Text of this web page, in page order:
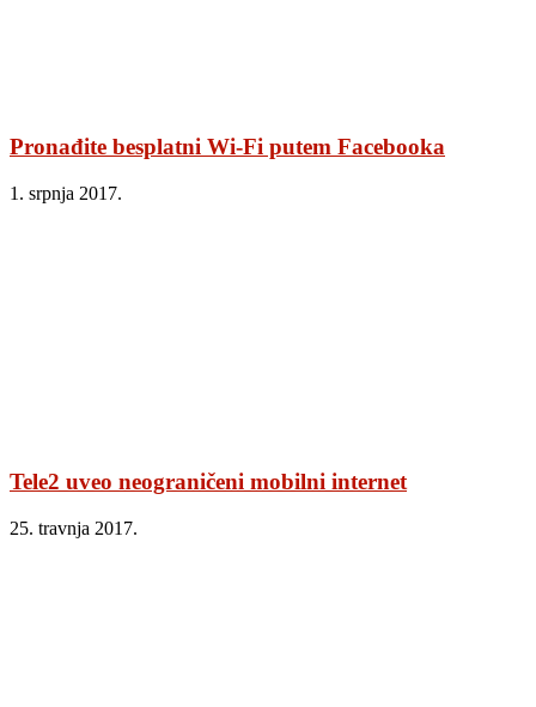
Pronađite besplatni Wi-Fi putem Facebooka
1. srpnja 2017.
Tele2 uveo neograničeni mobilni internet
25. travnja 2017.